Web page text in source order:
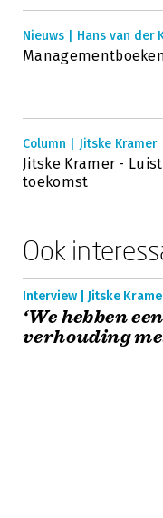
Nieuws | Hans van der
Column | Jitske Kramer
Jitske Kramer -
toekomst
Ook
Interview | Jitske
‘We hebben
verhouding